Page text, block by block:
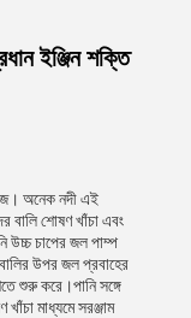
ইঞ্জিন শক্তি
অনেক নদী এই
বালি শোষণ খাঁচা এবং
উচ্চ চাপের জল পাম্প
উপর জল প্রবাহের
শুরু করে।পানি সঙ্গে
মাধ্যমে সরঞ্জাম